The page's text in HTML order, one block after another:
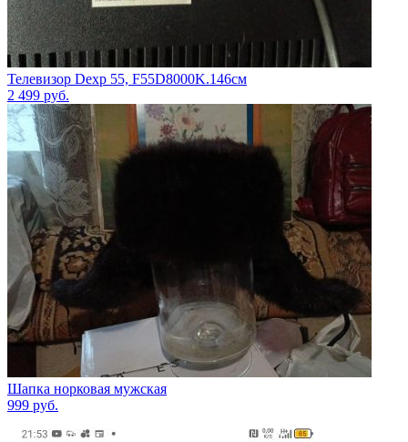
Телевизор Dexp 55, F55D8000K.146см
2 499 руб.
Шапка норковая мужская
999 руб.